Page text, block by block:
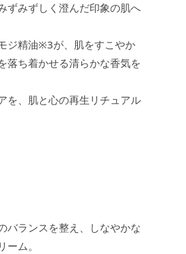
ずみずしく澄んだ印象の肌へ
ジ精油※3が、肌をすこやか
落ち着かせる清らかな香気を
を、肌と心の再生リチュアル
バランスを整え、しなやかな
ム。